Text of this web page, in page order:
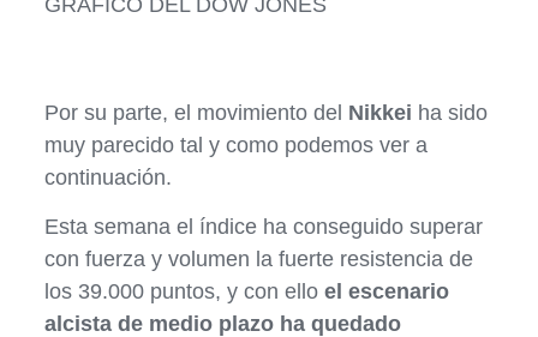
Por su parte, el movimiento del Nikkei ha sido
muy parecido tal y como podemos ver a
continuación.
Esta semana el índice ha conseguido superar
con fuerza y volumen la fuerte resistencia de
los 39.000 puntos, y con ello el escenario
alcista de medio plazo ha quedado